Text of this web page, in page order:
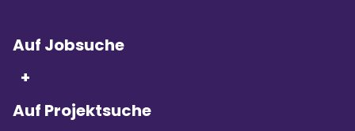
Auf Jobsuche
+
Auf Projektsuche